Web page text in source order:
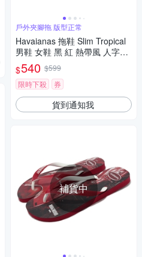
戶外夾腳拖 版型正常
Havaianas 拖鞋 Slim Tropical
男鞋 女鞋 黑 紅 熱帶風 人字拖
夾腳拖 巴西 哈瓦仕 41221111
256W
$540 $599
限時下殺
券
貨到通知我
補貨中